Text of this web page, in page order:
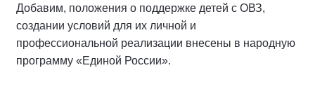
Добавим, положения о поддержке детей с ОВЗ,
создании условий для их личной и
профессиональной реализации внесены в народную
программу «Единой России».